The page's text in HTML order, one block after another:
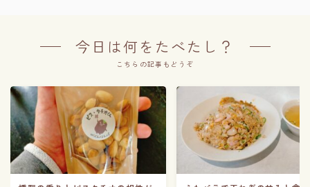
今日は何をたべたし？
こちらの記事もどうぞ